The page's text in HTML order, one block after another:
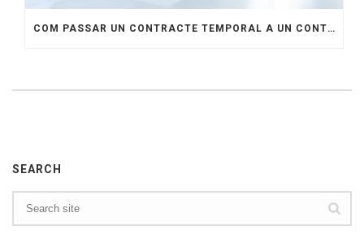
COM PASSAR UN CONTRACTE TEMPORAL A UN CONTRACTE INDEFINIT
SEARCH